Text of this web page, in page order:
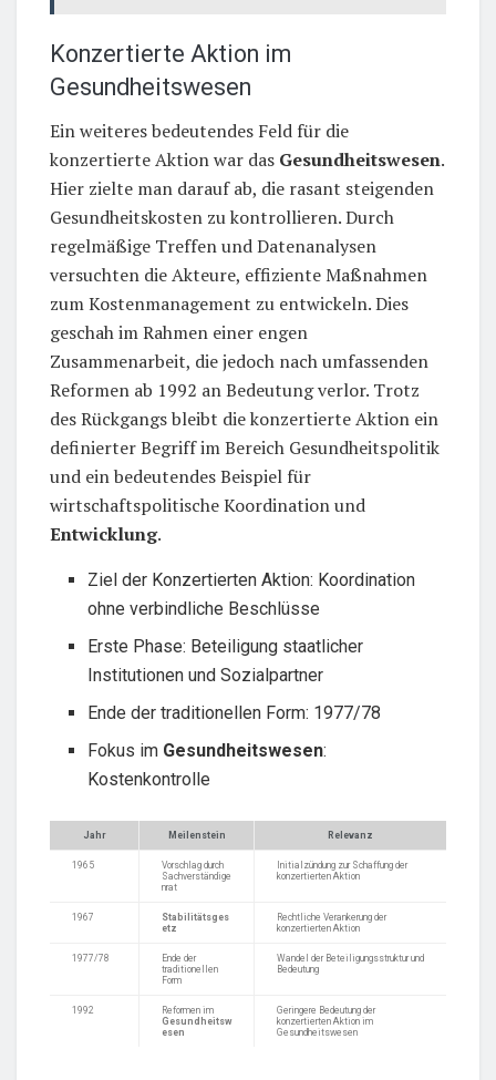
Konzertierte Aktion im
Gesundheitswesen
Ein weiteres bedeutendes Feld für die
konzertierte Aktion war das Gesundheitswesen.
Hier zielte man darauf ab, die rasant steigenden
Gesundheitskosten zu kontrollieren. Durch
regelmäßige Treffen und Datenanalysen
versuchten die Akteure, effiziente Maßnahmen
zum Kostenmanagement zu entwickeln. Dies
geschah im Rahmen einer engen
Zusammenarbeit, die jedoch nach umfassenden
Reformen ab 1992 an Bedeutung verlor. Trotz
des Rückgangs bleibt die konzertierte Aktion ein
definierter Begriff im Bereich Gesundheitspolitik
und ein bedeutendes Beispiel für
wirtschaftspolitische Koordination und
Entwicklung.
Ziel der Konzertierten Aktion: Koordination
ohne verbindliche Beschlüsse
Erste Phase: Beteiligung staatlicher
Institutionen und Sozialpartner
Ende der traditionellen Form: 1977/78
Fokus im Gesundheitswesen:
Kostenkontrolle
Jahr Meilenstein Relevanz
1965
Vorschlag durch
Sachverständige
nrat
Initialzündung zur Schaffung der
konzertierten Aktion
1967
Stabilitätsges
etz
Rechtliche Verankerung der
konzertierten Aktion
1977/78
Ende der
traditionellen
Form
Wandel der Beteiligungsstruktur und
Bedeutung
1992
Reformen im
Gesundheitsw
esen
Geringere Bedeutung der
konzertierten Aktion im
Gesundheitswesen